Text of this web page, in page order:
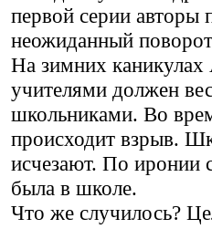
первой серии авторы
неожиданный
На зимних
учителями должен
школьниками. Во
происходит взрыв.
исчезают. По иронии
была в школе.
Что же случилось?